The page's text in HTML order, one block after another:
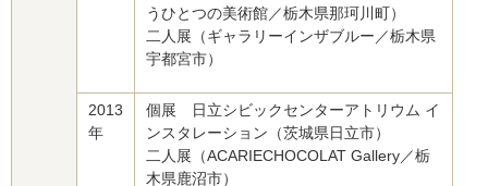
うひとつの美術館／栃木県那珂川町）
二人展（ギャラリーインザブルー／栃木県
宇都宮市）
2013
年
個展 日立シビックセンターアトリウム イ
ンスタレーション（茨城県日立市）
二人展（ACARIECHOCOLAT Gallery／栃
木県鹿沼市）